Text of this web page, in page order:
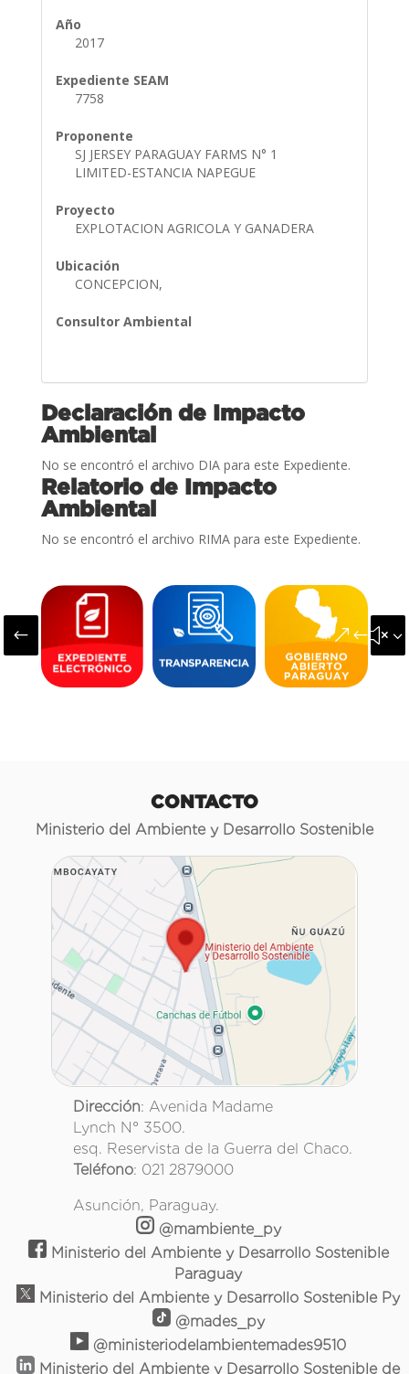
Año
2017
Expediente SEAM
7758
Proponente
SJ JERSEY PARAGUAY FARMS N° 1
LIMITED-ESTANCIA NAPEGUE
Proyecto
EXPLOTACION AGRICOLA Y GANADERA
Ubicación
CONCEPCION,
Consultor Ambiental
Declaración de Impacto
Ambiental
No se encontró el archivo DIA para este Expediente.
Relatorio de Impacto
Ambiental
No se encontró el archivo RIMA para este Expediente.
#
CONTACTO
Ministerio del Ambiente y Desarrollo Sostenible
Dirección: Avenida Madame
Lynch N° 3500.
esq. Reservista de la Guerra del Chaco.
Teléfono: 021 2879000
Asunción, Paraguay.
@mambiente_py
Ministerio del Ambiente y Desarrollo Sostenible
Paraguay
Ministerio del Ambiente y Desarrollo Sostenible Py
@mades_py
@ministeriodelambientemades9510
Ministerio del Ambiente y Desarrollo Sostenible de